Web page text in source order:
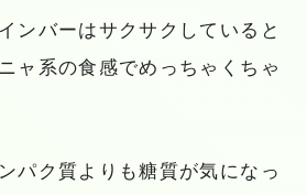
ンバーはサクサクしていると
ャ系の食感でめっちゃくちゃ
パク質よりも糖質が気になっ